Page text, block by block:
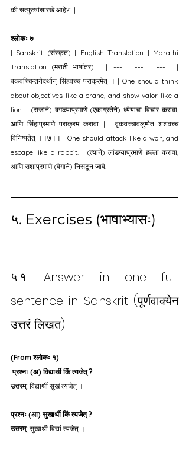
की सत्पुरुषांसारखे आहे?" |
श्लोकः ७
| Sanskrit (संस्कृत) | English Translation | Marathi
Translation (मराठी भाषांतर) | | :--- | :--- | :--- | |
बकवच्चिन्तयेदर्थान् सिंहवच्च पराक्रमेत् । | One should think
about objectives like a crane, and show valor like a
lion. | (राजाने) बगळ्याप्रमाणे (एकाग्रतेने) ध्येयाचा विचार करावा,
आणि सिंहाप्रमाणे पराक्रम करावा. | | वृकवच्चावलुम्पेत शशवच्च
विनिष्पतेत् ।।७।। | One should attack like a wolf, and
escape like a rabbit. | (त्याने) लांडग्याप्रमाणे हल्ला करावा,
आणि सशाप्रमाणे (वेगाने) निसटून जावे. |
५. Exercises (भाषाभ्यासः)
५.१. Answer in one full
sentence in Sanskrit (पूर्णवाक्येन
उत्तरं लिखत)
(From श्लोकः १)
प्रश्नः (अ) विद्यार्थी किं त्यजेत् ?
उत्तरम्: विद्यार्थी सुखं त्यजेत् ।
प्रश्नः (आ) सुखार्थी किं त्यजेत् ?
उत्तरम्: सुखार्थी विद्यां त्यजेत् ।